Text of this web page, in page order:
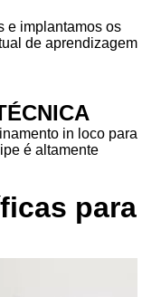
e implantamos os
de aprendizagem
in loco para
é altamente
para